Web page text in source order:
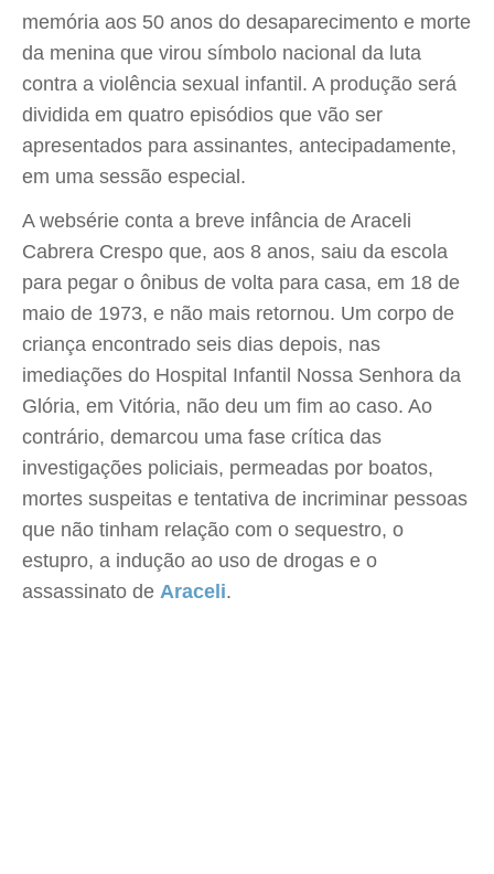
memória aos 50 anos do desaparecimento e morte
da menina que virou símbolo nacional da luta
contra a violência sexual infantil. A produção será
dividida em quatro episódios que vão ser
apresentados para assinantes, antecipadamente,
em uma sessão especial.
A websérie conta a breve infância de Araceli
Cabrera Crespo que, aos 8 anos, saiu da escola
para pegar o ônibus de volta para casa, em 18 de
maio de 1973, e não mais retornou. Um corpo de
criança encontrado seis dias depois, nas
imediações do Hospital Infantil Nossa Senhora da
Glória, em Vitória, não deu um fim ao caso. Ao
contrário, demarcou uma fase crítica das
investigações policiais, permeadas por boatos,
mortes suspeitas e tentativa de incriminar pessoas
que não tinham relação com o sequestro, o
estupro, a indução ao uso de drogas e o
assassinato de Araceli.